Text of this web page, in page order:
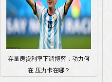
存量房贷利率下调博弈：动力何
在 压力卡在哪？